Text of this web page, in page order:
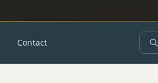
Contact